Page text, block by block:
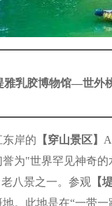
雅乳胶博物馆—世外
岸的 【穿山景区】
为"世界罕见神奇
八景之一。参观 【
。此地是在“一带